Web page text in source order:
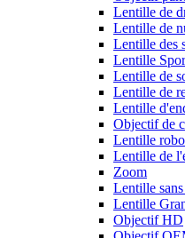
Lentille de
Lentille de
Lentille des
Lentille
Lentille de
Lentille de
Lentille
Objectif de
Lentille
Lentille de
Zoom
Lentille
Lentille
Objectif HD